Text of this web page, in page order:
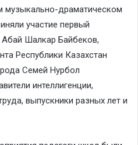
музыкально-драматическом
участие первый
Абай Шалкар Байбеков,
Республики Казахстан
Семей Нурбол
интеллигенции,
выпускники разных лет и